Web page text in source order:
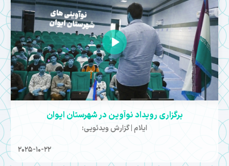
برگزاری رویداد نوآوین در شهرستان ایوان
ایلام | گزارش ویدئویی:
2025-10-22